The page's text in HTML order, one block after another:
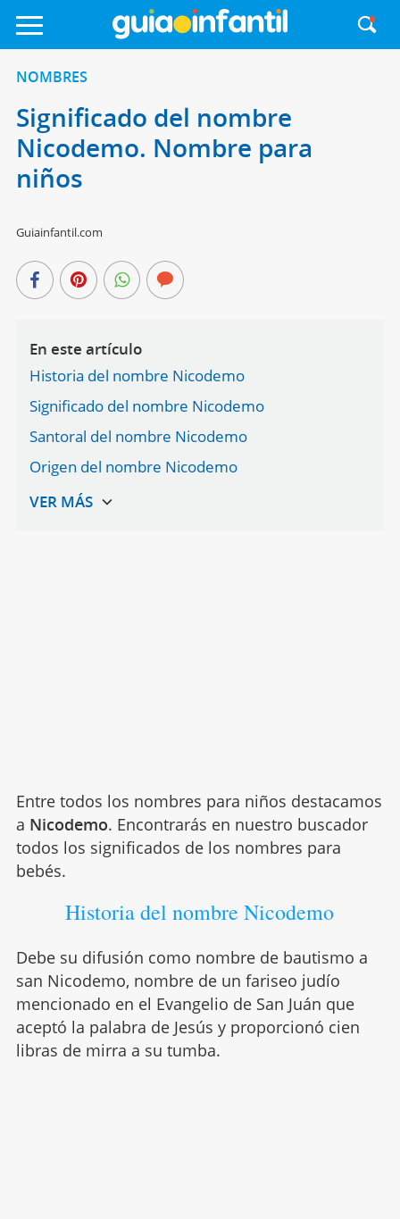
NOMBRES
Significado del nombre
Nicodemo. Nombre para
niños
Guiainfantil.com
En este artículo
Historia del nombre Nicodemo
Significado del nombre Nicodemo
Santoral del nombre Nicodemo
Origen del nombre Nicodemo
Entre todos los nombres para niños destacamos
a Nicodemo. Encontrarás en nuestro buscador
todos los significados de los nombres para
bebés.
Historia del nombre Nicodemo
Debe su difusión como nombre de bautismo a
san Nicodemo, nombre de un fariseo judío
mencionado en el Evangelio de San Juán que
aceptó la palabra de Jesús y proporcionó cien
libras de mirra a su tumba.